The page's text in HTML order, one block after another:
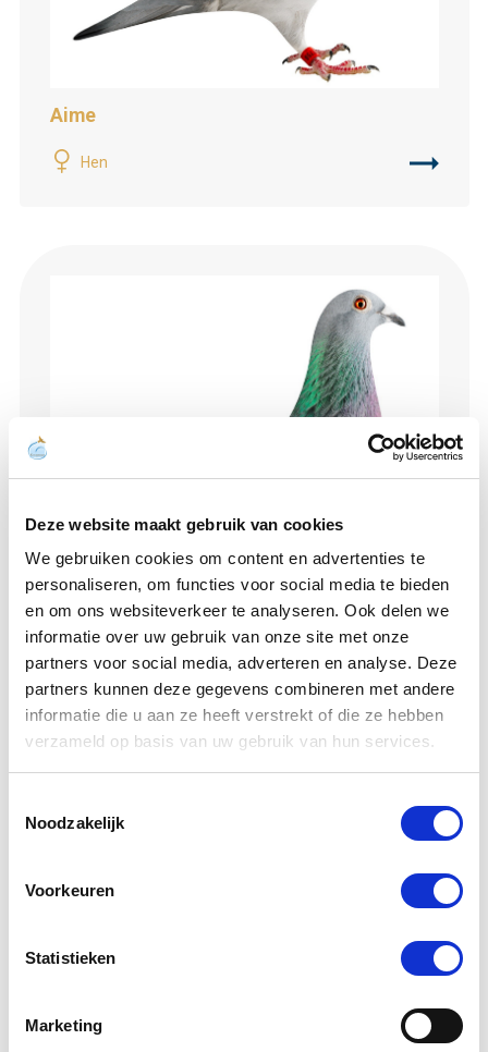
Deze website maakt gebruik van cookies
We gebruiken cookies om content en advertenties te
personaliseren, om functies voor social media te bieden
en om ons websiteverkeer te analyseren. Ook delen we
informatie over uw gebruik van onze site met onze
partners voor social media, adverteren en analyse. Deze
partners kunnen deze gegevens combineren met andere
informatie die u aan ze heeft verstrekt of die ze hebben
verzameld op basis van uw gebruik van hun services.
Noodzakelijk
Voorkeuren
Statistieken
Marketing
Aime
Hen
Aine
Hen